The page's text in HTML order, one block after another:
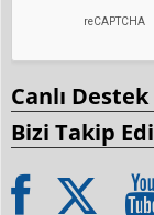
Canlı Destek
Bizi Takip